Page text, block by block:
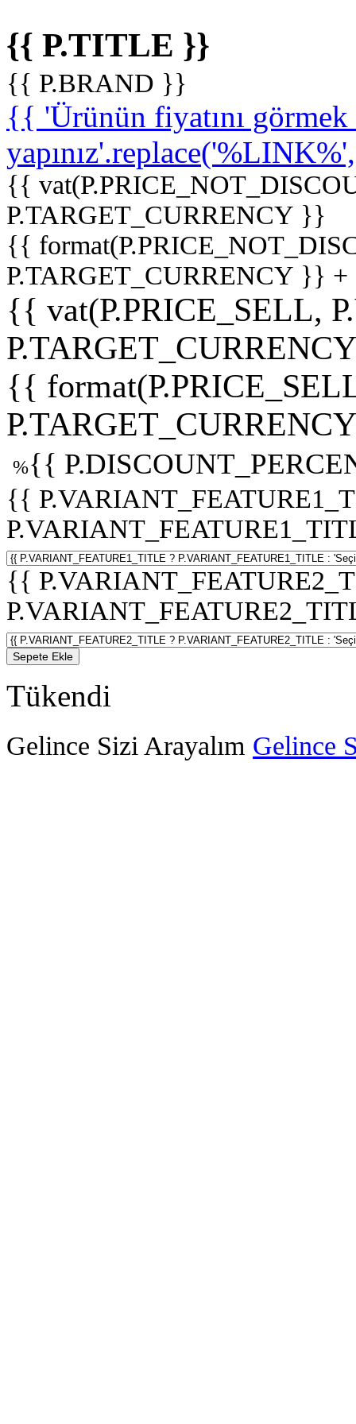
{{ P.TITLE }}
{{ P.BRAND }}
{{ 'Ürünün fiyatını
{{
P.TARGET_CURRENCY }}
{{
P.TARGET_CURRENCY }}
{{ vat(P.PRICE_SELL,
{{
%{{
{{
{{
Sepete Ekle
Tükendi
Gelince Sizi Arayalım Gelince